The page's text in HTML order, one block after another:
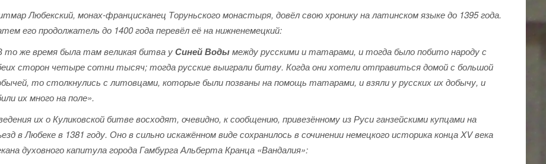
Любекский, монах-францисканец Торуньского монастыря, довёл свою хронику на латинском языке до 1395 года.
его продолжатель до 1400 года перевёл её на нижненемецкий:
то же время была там великая битва уСиней Водымежду русскими и татарами, и тогда было побито народу с
сторон четыре сотни тысяч; тогда русские выиграли битву. Когда они хотели отправиться домой с большой
то столкнулись с литовцами, которые были позваны на помощь татарами, и взяли у русских их добычу, и
их много на поле».
их о Куликовской битве восходят, очевидно, к сообщению, привезённому из Руси ганзейскими купцами на
в Любеке в 1381 году. Оно в сильно искажённом виде сохранилось в сочинении немецкого историка конца XV века
духовного капитула города Гамбурга Альберта Кранца «Вандалия»: